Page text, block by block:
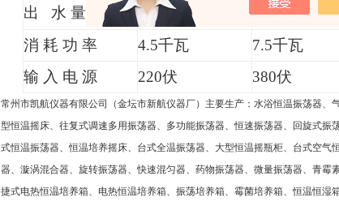
出 水 量
每小时5公斤 每小时10公
消 耗 功 率
4.5千瓦 7.5千瓦
输 入 电 源
220伏 380伏
常州市凯航仪器有限公司（金坛市新航仪器厂）主要生产：水浴恒温振荡器
型恒温摇床、往复式调速多用振荡器、多功能振荡器、恒速振荡器、回旋式
式恒温振荡器、恒温培养摇床、台式全温振荡器、大型恒温摇瓶柜、台式空
器、漩涡混合器、旋转振荡器、快速混匀器、药物振荡器、微量振荡器、青
捷式电热恒温培养箱、电热恒温培养箱、振荡培养箱、霉菌培养箱、恒温恒湿